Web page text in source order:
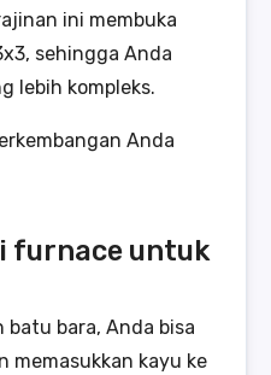
ini membuka
sehingga Anda
lebih kompleks.
Anda
furnace untuk
batu bara, Anda bisa
memasukkan kayu ke